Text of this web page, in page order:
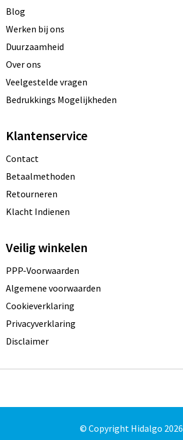
Blog
Werken bij ons
Duurzaamheid
Over ons
Veelgestelde vragen
Bedrukkings Mogelijkheden
Klantenservice
Contact
Betaalmethoden
Retourneren
Klacht Indienen
Veilig winkelen
PPP-Voorwaarden
Algemene voorwaarden
Cookieverklaring
Privacyverklaring
Disclaimer
© Copyright Hidalgo 2026